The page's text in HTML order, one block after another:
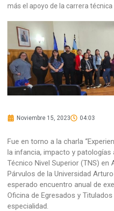
más el apoyo de la carrera técnica
Noviembre 15, 2023 04:03
Fue en torno a la charla
la infancia, impacto y patologías
Técnico Nivel Superior (TNS) en
Párvulos de la Universidad
esperado encuentro anual de
Oficina de Egresados y
especialidad.